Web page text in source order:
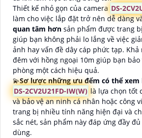
Thiết kế nhỏ gọn của camera DS-
làm cho việc lắp đặt trở nên dễ dàng
quan tâm hơn sản phẩm được trang
giúp bạn không phải lo lắng về việc
ảnh hay vấn đề dây cáp phức tạp.
đêm với hồng ngoại 10m giúp bạn bảo
phòng một cách hiệu quả.
💫Sơ lược những ưu đểm có thể xem
DS-2CV2U21FD-IW(W) là lựa chọn tốt
và bảo vệ an ninh cá nhân hoặc công
trang bị nhiều tính năng hiện đại và
sắc nét, sản phẩm này đáp ứng đầy
dùng.